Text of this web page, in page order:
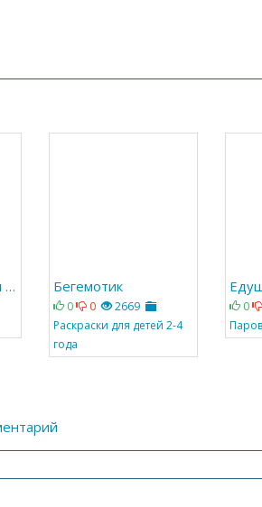
Шрэк, Фиона, осел и дракон Бегемотик
0 0
2669
Раскраски для детей 2-4
года
0